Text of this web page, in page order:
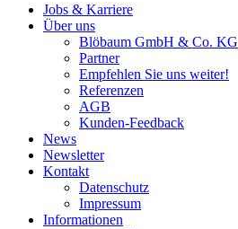
Jobs & Karriere
Über uns
Blöbaum GmbH & Co. KG
Partner
Empfehlen Sie uns weiter!
Referenzen
AGB
Kunden-Feedback
News
Newsletter
Kontakt
Datenschutz
Impressum
Informationen